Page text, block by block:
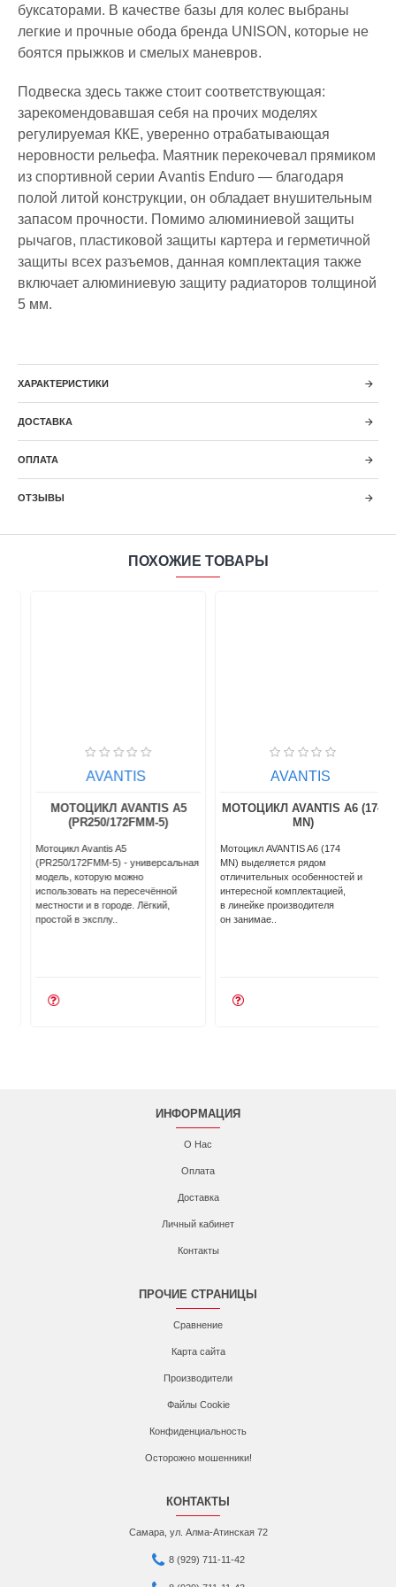
буксаторами. В качестве базы для колес выбраны
легкие и прочные обода бренда UNISON, которые не
боятся прыжков и смелых маневров.
Подвеска здесь также стоит соответствующая:
зарекомендовавшая себя на прочих моделях
регулируемая ККЕ, уверенно отрабатывающая
неровности рельефа. Маятник перекочевал прямиком
из спортивной серии Avantis Enduro — благодаря
полой литой конструкции, он обладает внушительным
запасом прочности. Помимо алюминиевой защиты
рычагов, пластиковой защиты картера и герметичной
защиты всех разъемов, данная комплектация также
включает алюминиевую защиту радиаторов толщиной
5 мм.
ХАРАКТЕРИСТИКИ
ДОСТАВКА
ОПЛАТА
ОТЗЫВЫ
ПОХОЖИЕ ТОВАРЫ
AVANTIS
МОТОЦИКЛ AVANTIS A5
(PR250/172FMM-5)
Мотоцикл Avantis A5
(PR250/172FMM-5) - универсальная
модель, которую можно
использовать на пересечённой
местности и в городе. Лёгкий,
простой в эксплу..
AVANTIS
МОТОЦИКЛ AVANTIS A6 (174
MN)
Мотоцикл AVANTIS A6 (174
MN) выделяется рядом
отличительных особенностей и
интересной комплектацией,
в линейке производителя
он занимае..
ИНФОРМАЦИЯ
О Нас
Оплата
Доставка
Личный кабинет
Контакты
ПРОЧИЕ СТРАНИЦЫ
Сравнение
Карта сайта
Производители
Файлы Cookie
Конфиденциальность
Осторожно мошенники!
КОНТАКТЫ
Самара, ул. Алма-Атинская 72
8 (929) 711-11-42